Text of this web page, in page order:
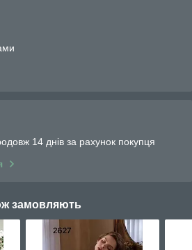
14 днів за рахунок покупця
замовляють